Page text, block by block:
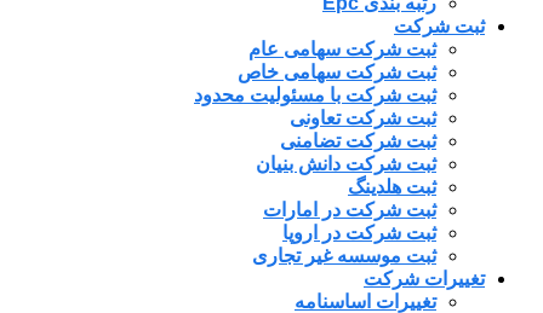
ثبت شرکت
ثبت شرکت سهامی عام
ثبت شرکت سهامی خاص
ثبت شرکت با مسئولیت محدود
ثبت شرکت تعاونی
ثبت شرکت تضامنی
ثبت شرکت دانش بنیان
ثبت هلدینگ
ثبت شرکت در امارات
ثبت شرکت در اروپا
ثبت موسسه غیر تجاری
تغییرات شرکت
تغییرات اساسنامه